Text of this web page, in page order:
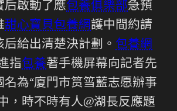
后啟動了應包養俱樂部急預
甜心寶貝包養網護中間約請
給出清楚決計劃。 包養網
指包養著手機屏幕向記者先
名為“廈門市筼筜藍志愿辦事
，時不時有人@湖長反應題